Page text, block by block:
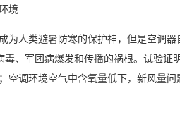
境
为人类避暑防寒的保护神，但是空调
毒、军团病爆发和传播的祸根。试验
空调环境空气中含氧量低下，新风量